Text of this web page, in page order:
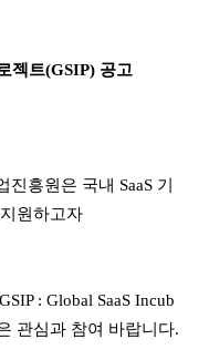
젝트(GSIP) 공고
흥원은 국내 SaaS 기
원하고자
: Global SaaS Incub
관심과 참여 바랍니다.